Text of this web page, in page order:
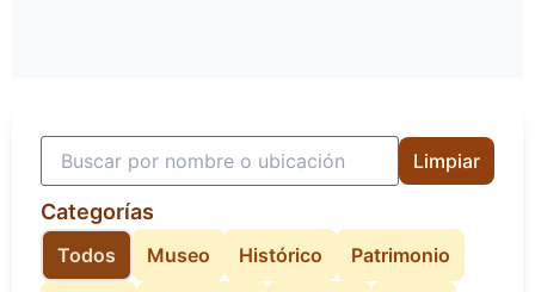
Limpiar
Categorías
Todos Museo Histórico Patrimonio